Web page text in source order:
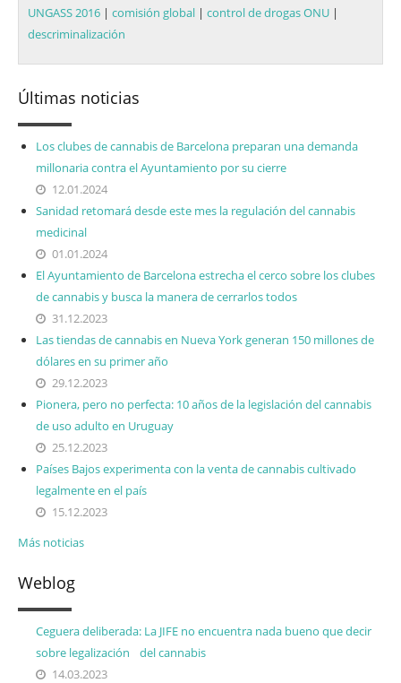
UNGASS 2016 | comisión global | control de drogas ONU |
descriminalización
Últimas noticias
Los clubes de cannabis de Barcelona preparan una demanda
millonaria contra el Ayuntamiento por su cierre
12.01.2024
Sanidad retomará desde este mes la regulación del cannabis
medicinal
01.01.2024
El Ayuntamiento de Barcelona estrecha el cerco sobre los clubes
de cannabis y busca la manera de cerrarlos todos
31.12.2023
Las tiendas de cannabis en Nueva York generan 150 millones de
dólares en su primer año
29.12.2023
Pionera, pero no perfecta: 10 años de la legislación del cannabis
de uso adulto en Uruguay
25.12.2023
Países Bajos experimenta con la venta de cannabis cultivado
legalmente en el país
15.12.2023
Más noticias
Weblog
Ceguera deliberada: La JIFE no encuentra nada bueno que decir
sobre legalización del cannabis
14.03.2023